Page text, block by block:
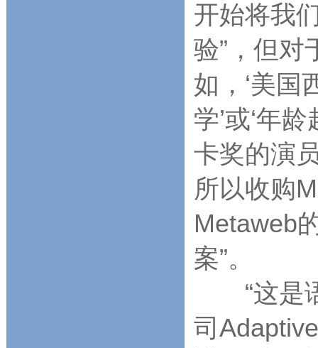
开始将我
验”，但对
如，‘美国
学’或‘年
卡奖的演
所以收购
Metaweb
案”。
“这是语
司